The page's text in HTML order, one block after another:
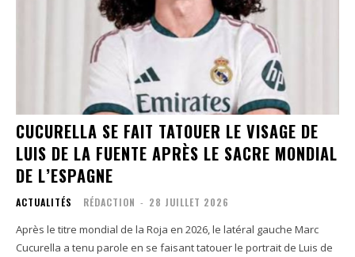
CUCURELLA SE FAIT TATOUER LE VISAGE DE
LUIS DE LA FUENTE APRÈS LE SACRE MONDIAL
DE L’ESPAGNE
ACTUALITÉS RÉDACTION - 28 JUILLET 2026
Après le titre mondial de la Roja en 2026, le latéral gauche Marc
Cucurella a tenu parole en se faisant tatouer le portrait de Luis de